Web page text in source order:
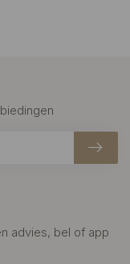
advies, bel of app